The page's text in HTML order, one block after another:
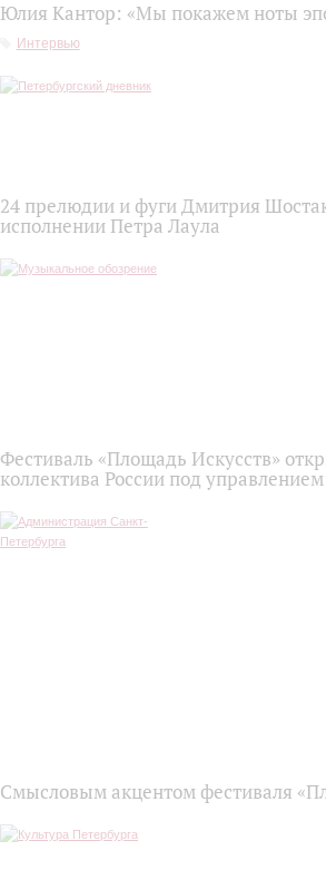
Юлия Кантор: «Мы покажем ноты
Интервью
24 прелюдии и фуги Дмитрия
исполнении Петра Лаула
Фестиваль «Площадь Искусств»
коллектива России под
Смысловым акцентом фестиваля